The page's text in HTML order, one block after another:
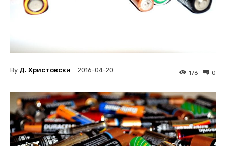
By Д. Христовски 2016-04-20 0
176